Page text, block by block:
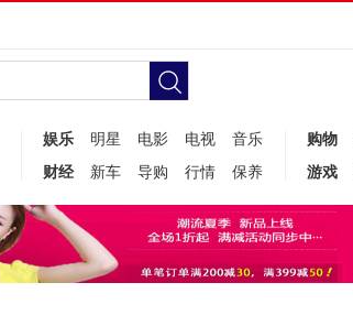
娱乐 明星 电影 电视
音乐
财经
新车 导购 行情 保养
购物
游戏